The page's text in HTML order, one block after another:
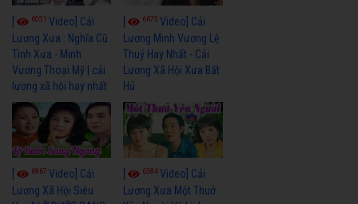
6051 Video] Cải
Lương Xưa : Nghĩa Cũ
Tình Xưa - Minh
Vương Thoại Mỹ | cải
lương xã hội hay nhất
6675Video] Cải
Lương Minh Vương Lệ
Thuỷ Hay Nhất - Cải
Lương Xã Hội Xưa Bất
Hủ
6967 Video] Cải
Lương Xã Hội Siêu
6384Video] Cải
Lương Xưa Một Thuở